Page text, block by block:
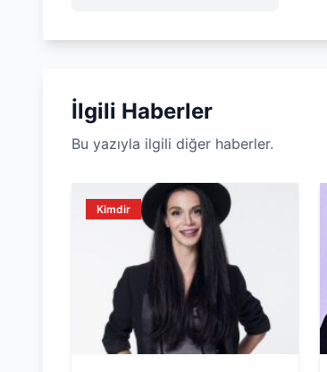
İlgili Haberler
Bu yazıyla ilgili diğer haberler.
Kimdir